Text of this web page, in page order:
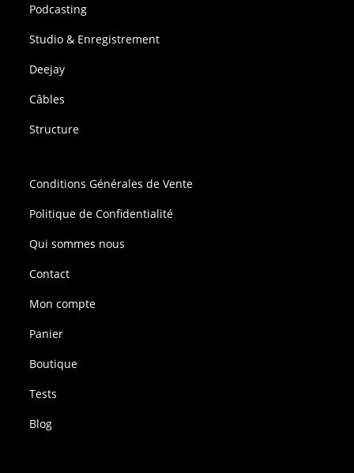
Podcasting
Studio & Enregistrement
Deejay
Câbles
Structure
Conditions Générales de Vente
Politique de Confidentialité
Qui sommes nous
Contact
Mon compte
Panier
Boutique
Tests
Blog